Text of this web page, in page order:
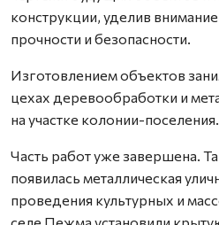
конструкции, уделив
прочности и безопасности.
Изготовлением объектов
цехах деревообработки и
на участке колонии-поселения.
Часть работ уже завершена.
появилась металлическая
проведения культурных и
селе Пежма установили